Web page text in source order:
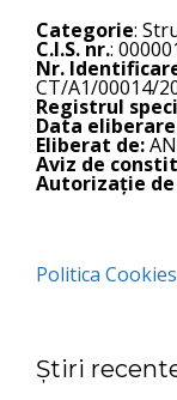
Categorie:
C.I.S. nr.:
Nr.
CT/A1/00014/
Registrul
Data eliberare
Eliberat de:
Aviz de
Autorizație
Politica Cookies
Știri